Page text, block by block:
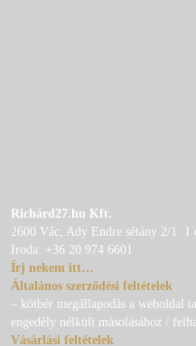
Richárd27.hu Kft.
2600 Vác, Ady Endre sétány 2/1. 1
Iroda: +36 20 974 6601
Írj nekem itt…
Általános szerződési feltételek
– kötbér megállapodás a weboldal
engedély nélküli másolásához /
Vásárlási feltételek